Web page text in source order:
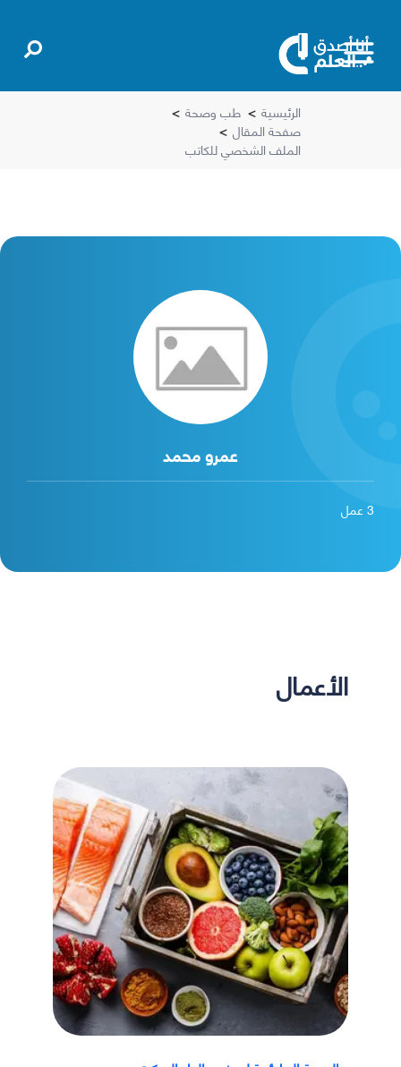
الرئيسية > طب وصحة >
صفحة المقال >
الملف الشخصي للكاتب
عمرو محمد
3عمل
الأعمال